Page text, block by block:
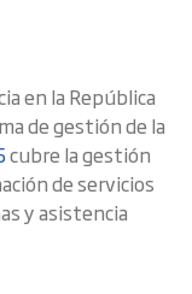
en la República
de gestión de la
cubre la gestión
de servicios
y asistencia